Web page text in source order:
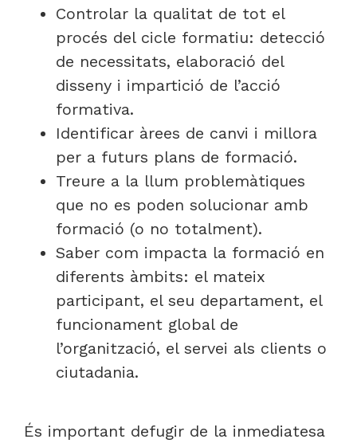
Controlar la qualitat de tot el
procés del cicle formatiu: detecció
de necessitats, elaboració del
disseny i impartició de l’acció
formativa.
Identificar àrees de canvi i millora
per a futurs plans de formació.
Treure a la llum problemàtiques
que no es poden solucionar amb
formació (o no totalment).
Saber com impacta la formació en
diferents àmbits: el mateix
participant, el seu departament, el
funcionament global de
l’organització, el servei als clients o
ciutadania.
És important defugir de la inmediatesa